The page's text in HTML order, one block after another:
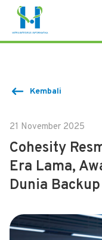
Kembali
21 November 2025
Cohesity
Era Lama,
Dunia